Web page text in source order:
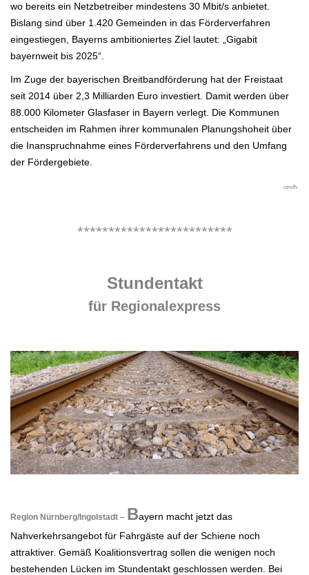
wo bereits ein Netzbetreiber mindestens 30 Mbit/s anbietet.
Bislang sind über 1.420 Gemeinden in das Förderverfahren
eingestiegen, Bayerns ambitioniertes Ziel lautet: „Gigabit
bayernweit bis 2025“.
Im Zuge der bayerischen Breitbandförderung hat der Freistaat
seit 2014 über 2,3 Milliarden Euro investiert. Damit werden über
88.000 Kilometer Glasfaser in Bayern verlegt. Die Kommunen
entscheiden im Rahmen ihrer kommunalen Planungshoheit über
die Inanspruchnahme eines Förderverfahrens und den Umfang
der Fördergebiete.
-stmfh-
*************************
Stundentakt
für Regionalexpress
Region Nürnberg/Ingolstadt – Bayern macht jetzt das
Nahverkehrsangebot für Fahrgäste auf der Schiene noch
attraktiver. Gemäß Koalitionsvertrag sollen die wenigen noch
bestehenden Lücken im Stundentakt geschlossen werden. Bei